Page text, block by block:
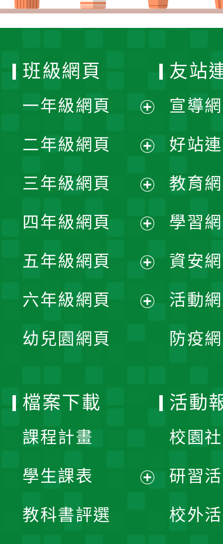
班級網頁
一年級網頁
開
選
單
二年級網頁
開
選
單
三年級網頁
開
選
單
四年級網頁
開
選
五年級網頁
開
六年級網頁
幼兒園網頁
友站
宣導
好站
教育
學習
資安
活動
防疫
檔案下載
課程計畫
學生課表
教科書評選
活動
校園
研習
校外